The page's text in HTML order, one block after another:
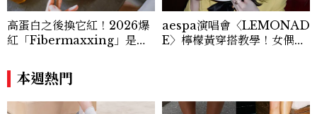
高蛋白之後換它紅！2026爆
紅「Fibermaxxing」是什
狂吃菜
aespa演唱會〈LEMONAD
E〉檸檬黃穿搭教學！女偶像
本週熱門